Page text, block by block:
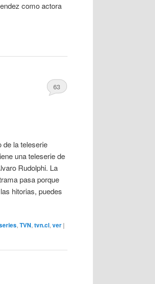
como actora
63
de la teleserie
una teleserie de
Rudolphi. La
pasa porque
hitorias, puedes
,TVN,tvn.cl,ver |